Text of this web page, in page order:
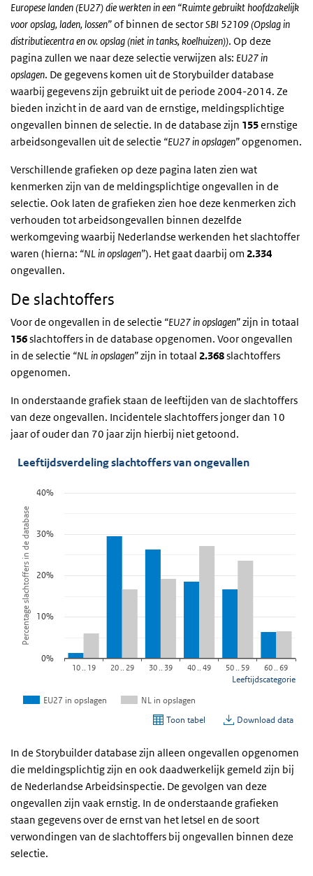
Europese landen (EU27) die werkten in een “Ruimte gebruikt hoofdzakelijk
voor opslag, laden, lossen”of binnen de sectorSBI 52109 (Opslag in
distributiecentra en ov. opslag (niet in tanks, koelhuizen)). Op deze
pagina zullen we naar deze selectie verwijzen als: EU27 in
opslagen. De gegevens komen uit de Storybuilder database
waarbij gegevens zijn gebruikt uit de periode 2004-2014. Ze
bieden inzicht in de aard van de ernstige, meldingsplichtige
ongevallen binnen de selectie. In de database zijn 155ernstige
arbeidsongevallen uit de selectie “EU27 in opslagen”opgenomen.
Verschillende grafieken op deze pagina laten zien wat
kenmerken zijn van de meldingsplichtige ongevallen in de
selectie. Ook laten de grafieken zien hoe deze kenmerken zich
verhouden tot arbeidsongevallen binnen dezelfde
werkomgeving waarbij Nederlandse werkenden het slachtoffer
waren (hierna: “NL in opslagen”). Het gaat daarbij om 2.334
ongevallen.
De slachtoffers
Voor de ongevallen in de selectie “EU27 in opslagen”zijn in totaal
156slachtoffers in de database opgenomen. Voor ongevallen
in de selectie “NL in opslagen”zijn in totaal 2.368slachtoffers
opgenomen.
In onderstaande grafiek staan de leeftijden van de slachtoffers
van deze ongevallen. Incidentele slachtoffers jonger dan 10
jaar of ouder dan 70 jaar zijn hierbij niet getoond.
In de Storybuilder database zijn alleen ongevallen opgenomen
die meldingsplichtig zijn en ook daadwerkelijk gemeld zijn bij
de Nederlandse Arbeidsinspectie. De gevolgen van deze
ongevallen zijn vaak ernstig. In de onderstaande grafieken
staan gegevens over de ernst van het letsel en de soort
verwondingen van de slachtoffers bij ongevallen binnen deze
selectie.